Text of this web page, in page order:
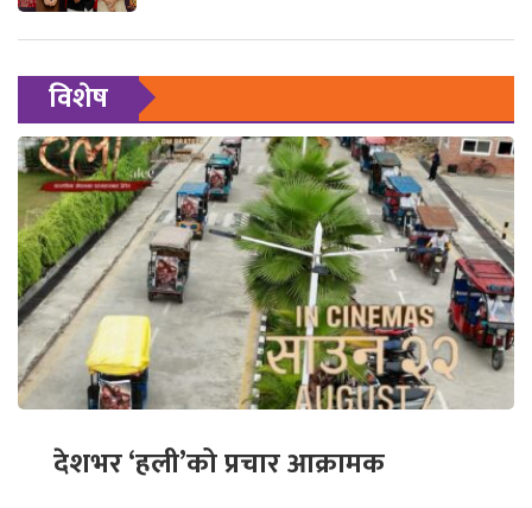
विशेष
देशभर ‘हली’को प्रचार आक्रामक